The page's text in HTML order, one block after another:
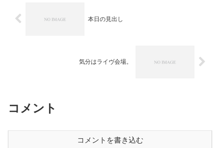
本日の見出し
気分はライヴ会場。
コメント
コメントを書き込む